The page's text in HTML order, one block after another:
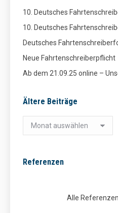
10. Deutsches
10. Deutsches
Deutsches
Neue Fahrtenschreiberpflicht
Ab dem 21.09.25 online –
Ältere Beiträge
Ältere
Beiträge
Referenzen
Alle